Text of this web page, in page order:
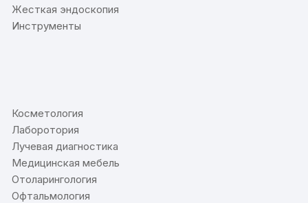
Жесткая эндоскопия
Инструменты
Косметология
Лаборотория
Лучевая диагностика
Медицинская мебель
Отоларингология
Офтальмология